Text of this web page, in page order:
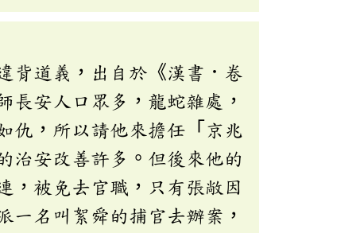
背道義，出自於《漢書．卷
長安人口眾多，龍蛇雜處，
仇，所以請他來擔任「京兆
治安改善許多。但後來他的
，被免去官職，只有張敞因
一名叫絮舜的捕官去辦案，